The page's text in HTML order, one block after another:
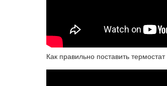
Как правильно поставить термостат